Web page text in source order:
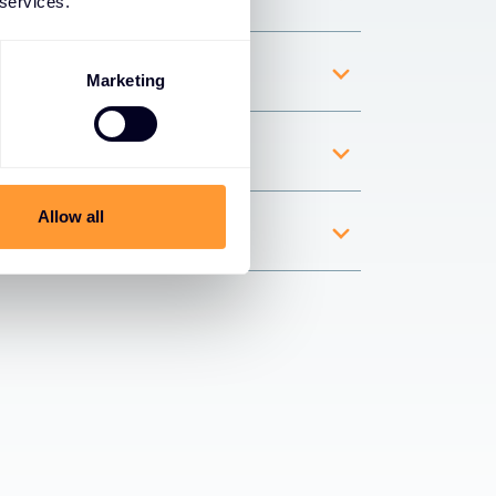
Marketing
Allow all